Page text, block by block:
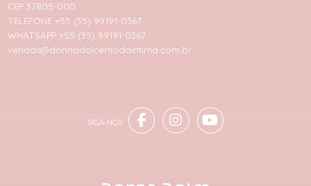
CEP 37805-000
TELEFONE +55 (35) 99191-0367
WHATSAPP +55 (35) 99191-0367
vendas@donnadolcemodaintima.com.br